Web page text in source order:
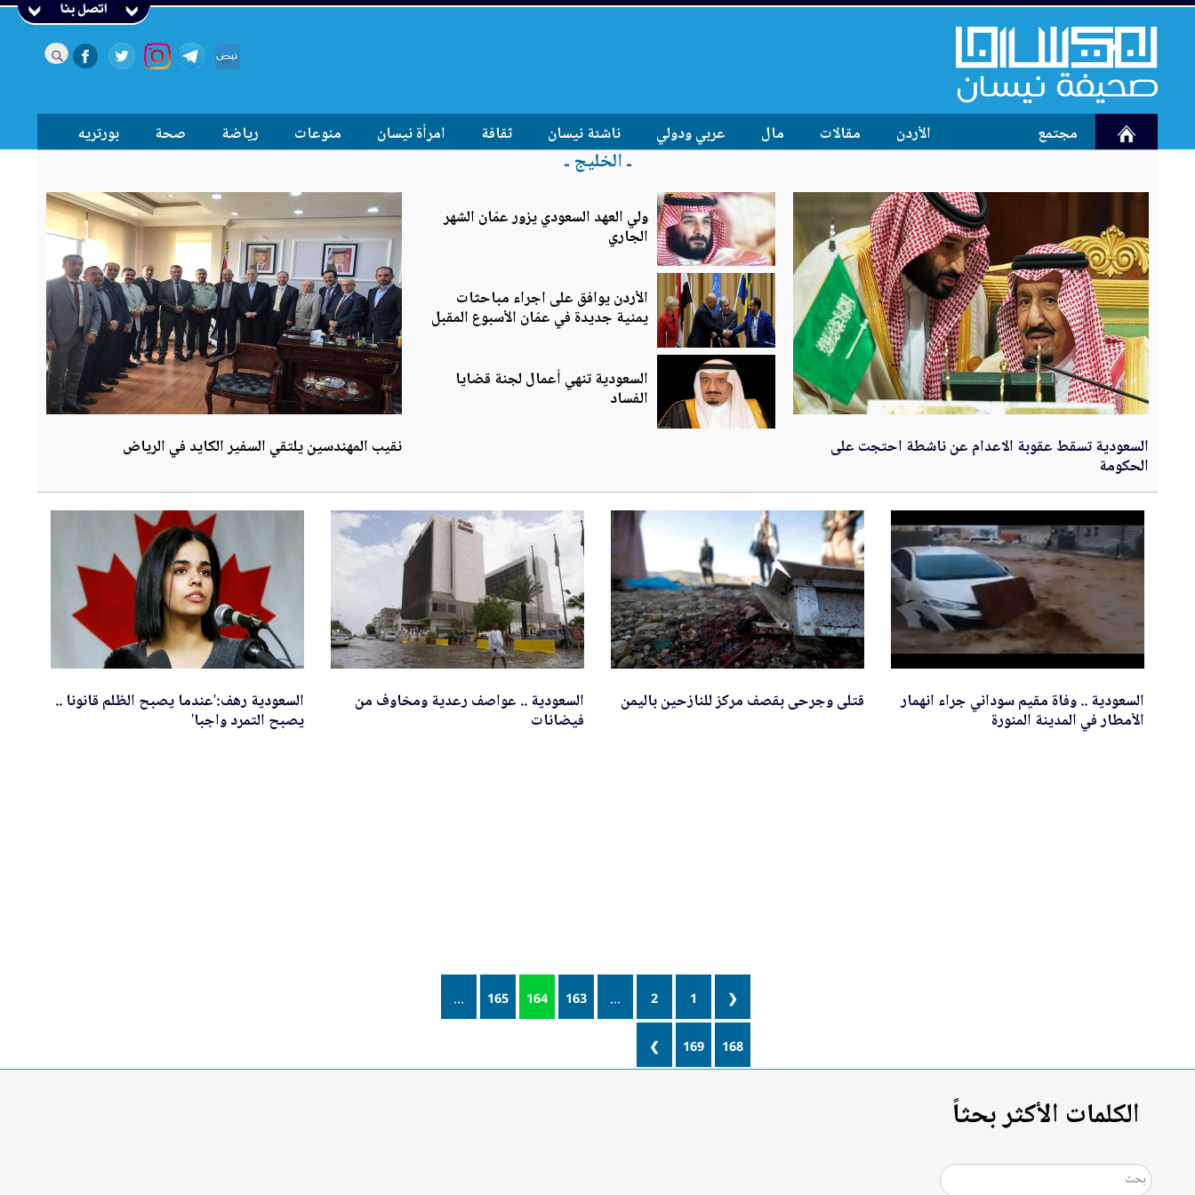
اتصل بنا
مجتمع الأردن مقالات مال عربي ودولي ناشئة نيسان ثقافة امرأة نيسان منوعات رياضة صحة بورتريه
ـ الخليج ـ
السعودية تسقط عقوبة الاعدام عن ناشطة احتجت على
الحكومة
ولي العهد السعودي يزور عمّان الشهر
الجاري
الأردن يوافق على اجراء مباحثات
يمنية جديدة في عمّان الأسبوع المقبل
السعودية تنهي أعمال لجنة قضايا
الفساد
نقيب المهندسين يلتقي السفير الكايد في الرياض
السعودية .. وفاة مقيم سوداني جراء انهمار
الأمطار في المدينة المنورة
قتلى وجرحى بقصف مركز للنازحين باليمن السعودية .. عواصف رعدية ومخاوف من
فيضانات
السعودية رهف:'عندما يصبح الظلم قانونا ..
يصبح التمرد واجبا'
❮
1
2
...
163
164
165
...
168
169
❯
الكلمات الأكثر بحثاً